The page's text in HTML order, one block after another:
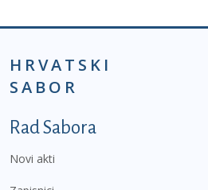
HRVATSKI
SABOR
Podnožje prvi izbornik
Rad Sabora
Novi akti